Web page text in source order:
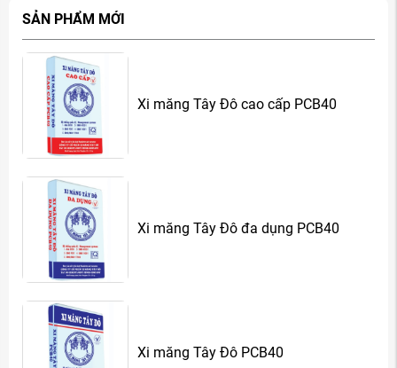
SẢN PHẨM MỚI
Xi măng Tây Đô cao cấp PCB40
Xi măng Tây Đô đa dụng PCB40
Xi măng Tây Đô PCB40